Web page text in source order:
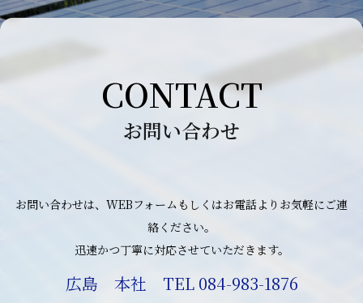
CONTACT
お問い合わせ
お問い合わせは、WEBフォームもしくはお電話よりお気軽にご連
絡ください。
迅速かつ丁寧に対応させていただきます。
広島 本社 TEL 084-983-1876